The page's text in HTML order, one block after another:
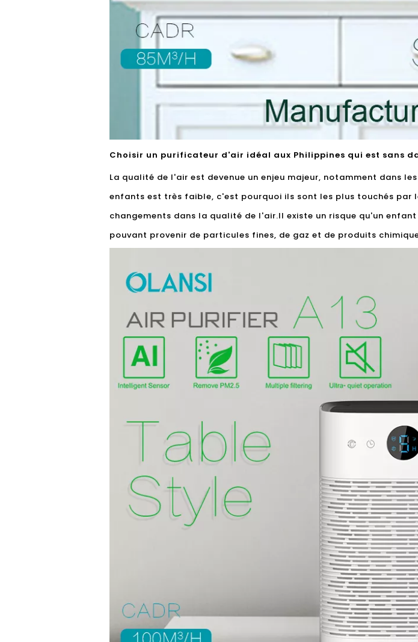
Choisir un purificateur d'air idéal aux Philippines qui est sans
La qualité de l'air est devenue un enjeu majeur, notamment dans
enfants est très faible, c'est pourquoi ils sont les plus touchés par
changements dans la qualité de l'air.Il existe un risque qu'un
pouvant provenir de particules fines, de gaz et de produits